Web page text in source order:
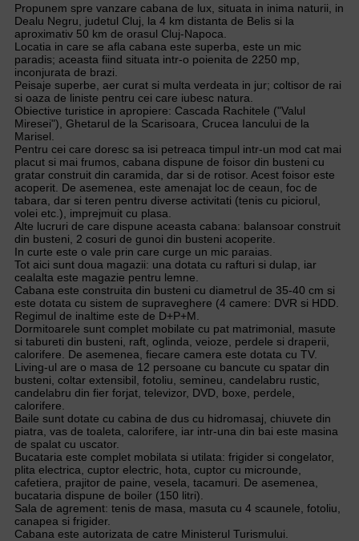
Propunem spre vanzare cabana de lux, situata in inima naturii, in
Dealu Negru, judetul Cluj, la 4 km distanta de Belis si la
aproximativ 50 km de orasul Cluj-Napoca.
Locatia in care se afla cabana este superba, este un mic
paradis; aceasta fiind situata intr-o poienita de 2250 mp,
inconjurata de brazi.
Peisaje superbe, aer curat si multa verdeata in jur; coltisor de rai
si oaza de liniste pentru cei care iubesc natura.
Obiective turistice in apropiere: Cascada Rachitele ("Valul
Miresei"), Ghetarul de la Scarisoara, Crucea Iancului de la
Marisel.
Pentru cei care doresc sa isi petreaca timpul intr-un mod cat mai
placut si mai frumos, cabana dispune de foisor din busteni cu
gratar construit din caramida, dar si de rotisor. Acest foisor este
acoperit. De asemenea, este amenajat loc de ceaun, foc de
tabara, dar si teren pentru diverse activitati (tenis cu piciorul,
volei etc.), imprejmuit cu plasa.
Alte lucruri de care dispune aceasta cabana: balansoar construit
din busteni, 2 cosuri de gunoi din busteni acoperite.
In curte este o vale prin care curge un mic paraias.
Tot aici sunt doua magazii: una dotata cu rafturi si dulap, iar
cealalta este magazie pentru lemne.
Cabana este construita din busteni cu diametrul de 35-40 cm si
este dotata cu sistem de supraveghere (4 camere: DVR si HDD.
Regimul de inaltime este de D+P+M.
Dormitoarele sunt complet mobilate cu pat matrimonial, masute
si tabureti din busteni, raft, oglinda, veioze, perdele si draperii,
calorifere. De asemenea, fiecare camera este dotata cu TV.
Living-ul are o masa de 12 persoane cu bancute cu spatar din
busteni, coltar extensibil, fotoliu, semineu, candelabru rustic,
candelabru din fier forjat, televizor, DVD, boxe, perdele,
calorifere.
Baile sunt dotate cu cabina de dus cu hidromasaj, chiuvete din
piatra, vas de toaleta, calorifere, iar intr-una din bai este masina
de spalat cu uscator.
Bucataria este complet mobilata si utilata: frigider si congelator,
plita electrica, cuptor electric, hota, cuptor cu microunde,
cafetiera, prajitor de paine, vesela, tacamuri. De asemenea,
bucataria dispune de boiler (150 litri).
Sala de agrement: tenis de masa, masuta cu 4 scaunele, fotoliu,
canapea si frigider.
Cabana este autorizata de catre Ministerul Turismului.